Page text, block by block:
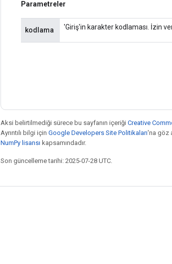
Parametreler
kodlama 'Giriş'in karakter kodlaması. İzin
Aksi belirtilmediği sürece bu sayfanın içeriği Creative
Ayrıntılı bilgi için Google Developers Site Politikaları'na göz
NumPy lisansı kapsamındadır.
Son güncelleme tarihi: 2025-07-28 UTC.